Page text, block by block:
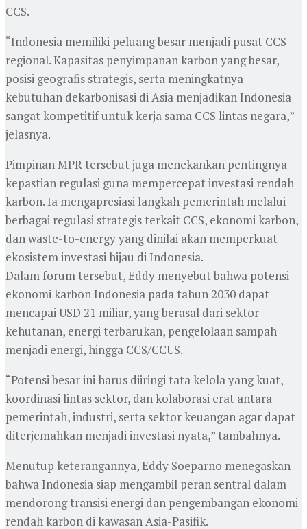
CCS.
“Indonesia memiliki peluang besar menjadi pusat CCS
regional. Kapasitas penyimpanan karbon yang besar,
posisi geografis strategis, serta meningkatnya
kebutuhan dekarbonisasi di Asia menjadikan Indonesia
sangat kompetitif untuk kerja sama CCS lintas negara,”
jelasnya.
Pimpinan MPR tersebut juga menekankan pentingnya
kepastian regulasi guna mempercepat investasi rendah
karbon. Ia mengapresiasi langkah pemerintah melalui
berbagai regulasi strategis terkait CCS, ekonomi karbon,
dan waste-to-energy yang dinilai akan memperkuat
ekosistem investasi hijau di Indonesia.
Dalam forum tersebut, Eddy menyebut bahwa potensi
ekonomi karbon Indonesia pada tahun 2030 dapat
mencapai USD 21 miliar, yang berasal dari sektor
kehutanan, energi terbarukan, pengelolaan sampah
menjadi energi, hingga CCS/CCUS.
“Potensi besar ini harus diiringi tata kelola yang kuat,
koordinasi lintas sektor, dan kolaborasi erat antara
pemerintah, industri, serta sektor keuangan agar dapat
diterjemahkan menjadi investasi nyata,” tambahnya.
Menutup keterangannya, Eddy Soeparno menegaskan
bahwa Indonesia siap mengambil peran sentral dalam
mendorong transisi energi dan pengembangan ekonomi
rendah karbon di kawasan Asia-Pasifik.